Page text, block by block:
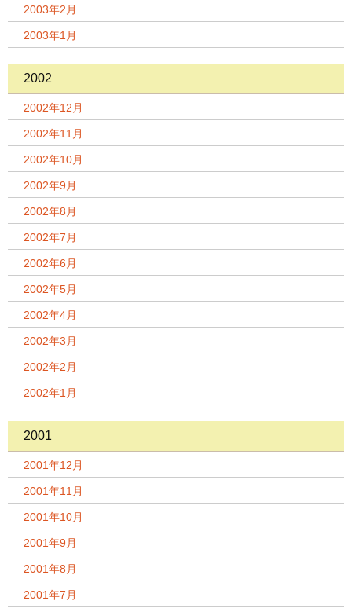
2003年2月
2003年1月
2002
2002年12月
2002年11月
2002年10月
2002年9月
2002年8月
2002年7月
2002年6月
2002年5月
2002年4月
2002年3月
2002年2月
2002年1月
2001
2001年12月
2001年11月
2001年10月
2001年9月
2001年8月
2001年7月